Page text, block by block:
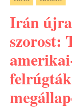
Irán
szorost: